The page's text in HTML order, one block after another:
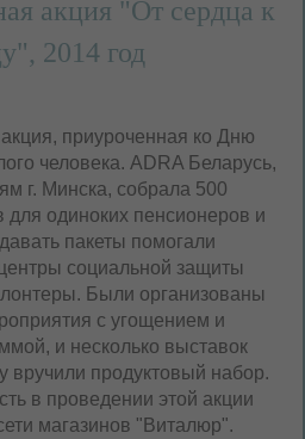
акция "От сердца к
2014 год
приуроченная ко Дню
человека. ADRA Беларусь,
г. Минска, собрала 500
для одиноких пенсионеров и
пакеты помогали
социальной защиты
Были организованы
с угощением и
и несколько выставок
вручили продуктовый набор.
в проведении этой акции
магазинов "Виталюр".